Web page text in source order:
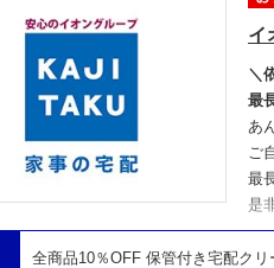
イ
＼
最
あ
ご
最
是
全商品10％OFF 保管付き宅配ク